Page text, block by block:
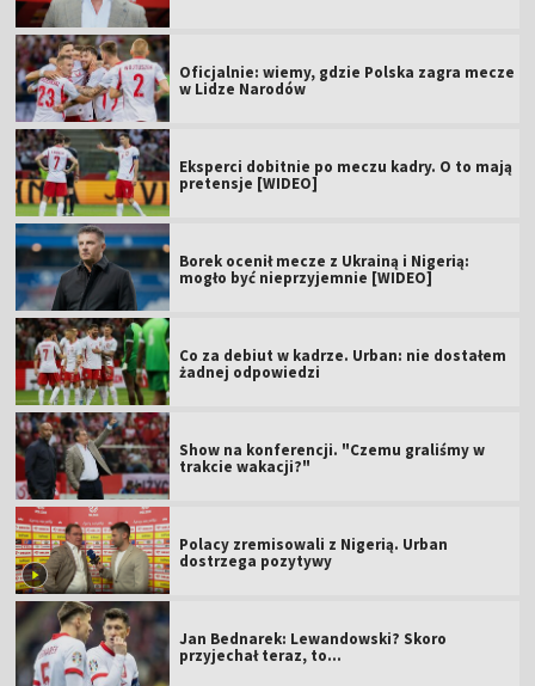
Oficjalnie: wiemy, gdzie Polska zagra mecze
w Lidze Narodów
Eksperci dobitnie po meczu kadry. O to mają
pretensje [WIDEO]
Borek ocenił mecze z Ukrainą i Nigerią:
mogło być nieprzyjemnie [WIDEO]
Co za debiut w kadrze. Urban: nie dostałem
żadnej odpowiedzi
Show na konferencji. "Czemu graliśmy w
trakcie wakacji?"
Polacy zremisowali z Nigerią. Urban
dostrzega pozytywy
Jan Bednarek: Lewandowski? Skoro
przyjechał teraz, to…